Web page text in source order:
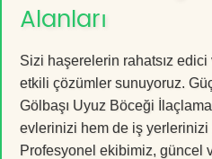
Alanları
Sizi haşerelerin rahatsız edici
etkili çözümler sunuyoruz.
Gölbaşı Uyuz Böceği
evlerinizi hem de iş
Profesyonel ekibimiz, güncel